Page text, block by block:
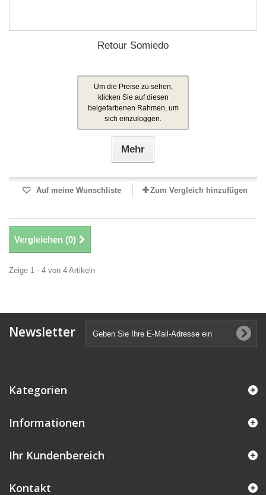
Retour Somiedo
Um die Preise zu sehen,
klicken Sie auf diesen
beigefarbenen Rahmen, um
sich einzuloggen.
Mehr
Auf meine Wunschliste Zum Vergleich hinzufügen
Vergleichen (0)
Zeige 1 - 4 von 4 Artikeln
Newsletter
Kategorien
Informationen
Ihr Kundenbereich
Kontakt